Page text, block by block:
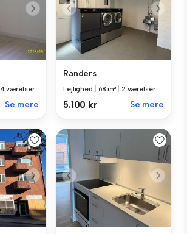
4 værelser
Se mere
Randers
Lejlighed 68 m² 2 værelser
5.100 kr Se mere